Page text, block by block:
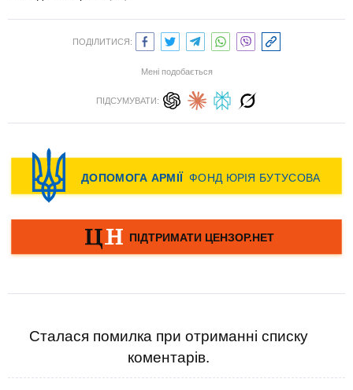
ПОДІЛИТИСЯ:
Мені подобається
ПІДСУМУВАТИ:
Сталася помилка при отриманні списку
коментарів.